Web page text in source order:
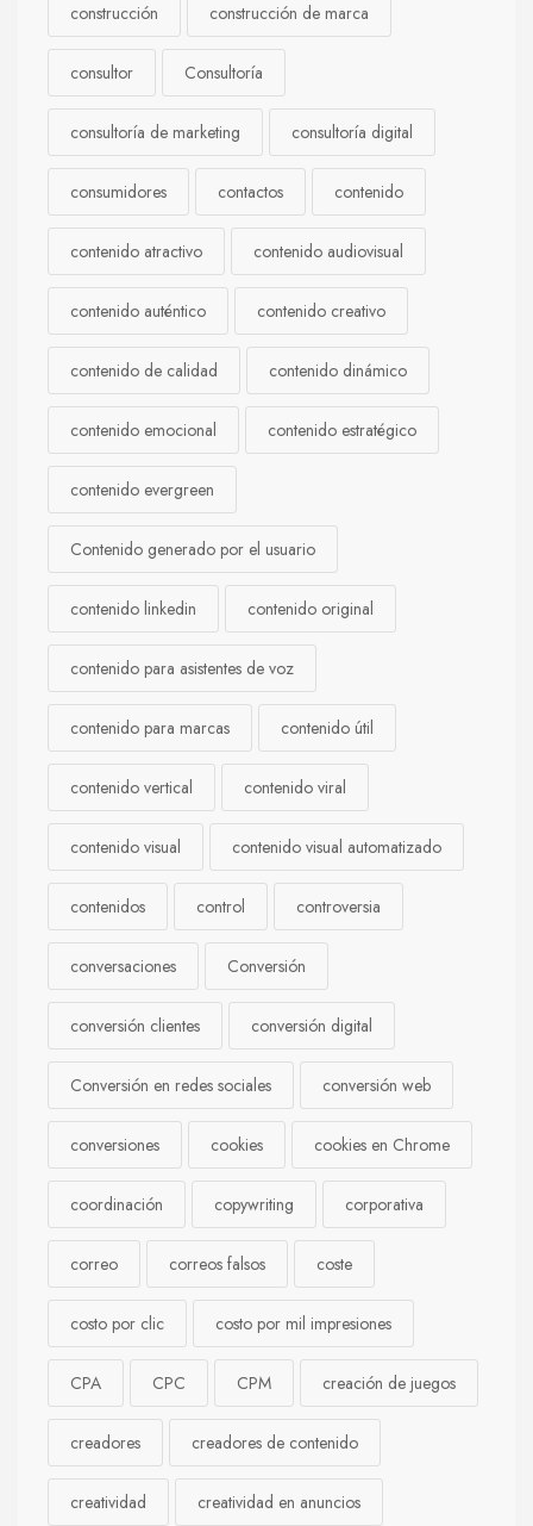
construcción construcción de marca
consultor Consultoría
consultoría de marketing consultoría digital
consumidores contactos contenido
contenido atractivo contenido audiovisual
contenido auténtico contenido creativo
contenido de calidad contenido dinámico
contenido emocional contenido estratégico
contenido evergreen
Contenido generado por el usuario
contenido linkedin contenido original
contenido para asistentes de voz
contenido para marcas contenido útil
contenido vertical contenido viral
contenido visual contenido visual automatizado
contenidos control controversia
conversaciones Conversión
conversión clientes conversión digital
Conversión en redes sociales conversión web
conversiones cookies cookies en Chrome
coordinación copywriting corporativa
correo correos falsos coste
costo por clic costo por mil impresiones
CPA CPC CPM creación de juegos
creadores creadores de contenido
creatividad creatividad en anuncios